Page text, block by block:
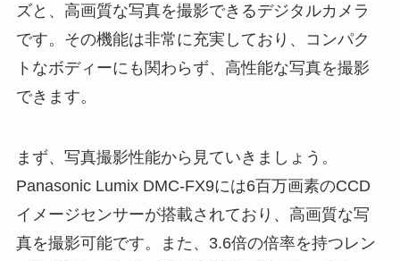
ズと、高画質な写真を撮影できるデジタルカメラ
です。その機能は非常に充実しており、コンパク
トなボディーにも関わらず、高性能な写真を撮影
できます。
まず、写真撮影性能から見ていきましょう。
Panasonic Lumix DMC-FX9には6百万画素のCCD
イメージセンサーが搭載されており、高画質な写
真を撮影可能です。また、3.6倍の倍率を持つレン